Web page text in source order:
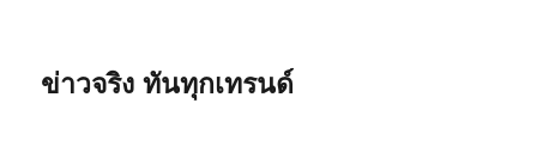
ข่าวจริง ทันทุกเทรนด์